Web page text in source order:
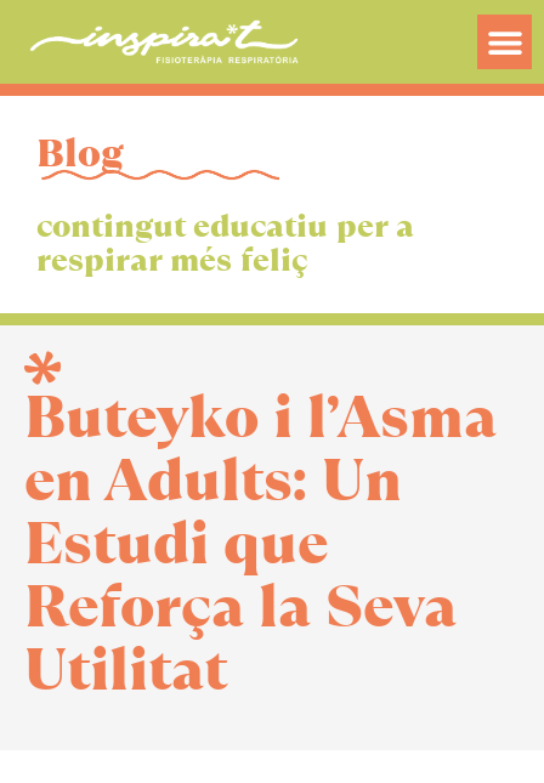
Blog
contingut educatiu per a
respirar més feliç
Buteyko i l’Asma
en Adults: Un
Estudi que
Reforça la Seva
Utilitat